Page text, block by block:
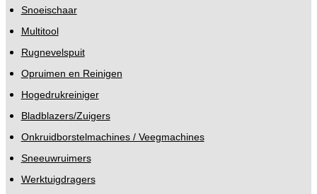
Snoeischaar
Multitool
Rugnevelspuit
Opruimen en Reinigen
Hogedrukreiniger
Bladblazers/Zuigers
Onkruidborstelmachines / Veegmachines
Sneeuwruimers
Werktuigdragers